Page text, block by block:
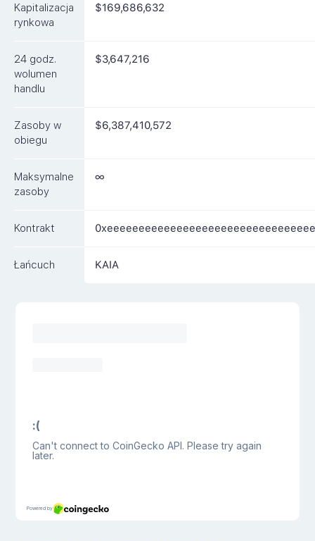
Rynki
FAQ
Kapitalizacja
rynkowa
$169,686,632
24 godz.
wolumen
handlu
$3,647,216
Zasoby w
obiegu
$6,387,410,572
Maksymalne
zasoby
∞
Kontrakt
Łańcuch KAIA